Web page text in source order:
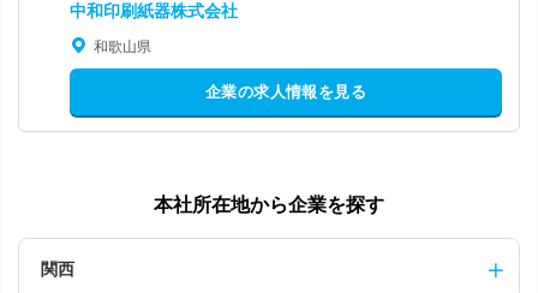
中和印刷紙器株式会社
和歌山県
企業の求人情報を見る
本社所在地から企業を探す
関西